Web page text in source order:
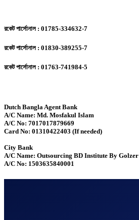
রকেট পার্সোনাল : 01785-334632-7
রকেট পার্সোনাল : 01830-389255-7
রকেট পার্সোনাল : 01763-741984-5
Dutch Bangla Agent Bank
A/C Name: Md. Mosfakul Islam
A/C No: 7017017879669
Card No: 01310422403 (If needed)
City Bank
A/C Name: Outsourcing BD Institute By Golzer
A/C No: 1503635840001